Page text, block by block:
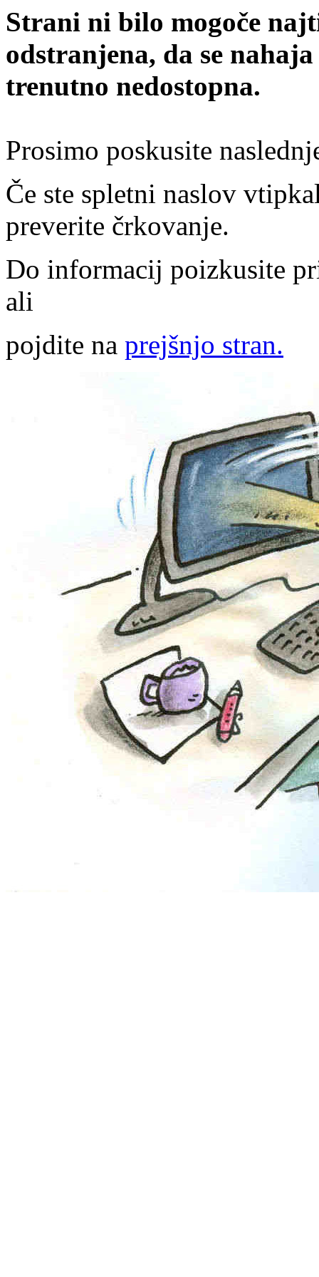
Strani ni bilo mogoče
odstranjena, da se
trenutno nedostopna.
Prosimo poskusite
Če ste spletni naslov
preverite črkovanje.
Do informacij poizkusite
ali
pojdite na prejšnjo stran.